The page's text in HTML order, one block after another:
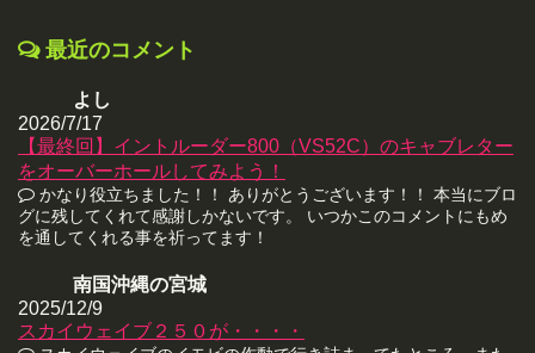
最近のコメント
よし
2026/7/17
【最終回】イントルーダー800（VS52C）のキャブレター
をオーバーホールしてみよう！
かなり役立ちました！！ ありがとうございます！！ 本当にブロ
グに残してくれて感謝しかないです。 いつかこのコメントにもめ
を通してくれる事を祈ってます！
南国沖縄の宮城
2025/12/9
スカイウェイブ２５０が・・・・